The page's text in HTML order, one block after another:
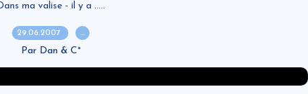
ma valise - il y a .....
29.06.2007 …
Par Dan & C°